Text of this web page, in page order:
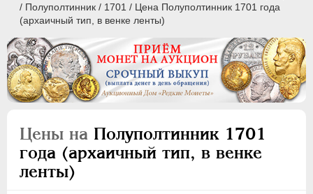
/ Полуполтинник / 1701 / Цена Полуполтинник 1701 года
(архаичный тип, в венке ленты)
Цены на Полуполтинник 1701
года (архаичный тип, в венке
ленты)
ПEТР I 1699 - 1725
Серебро
1 рубль
Полтина